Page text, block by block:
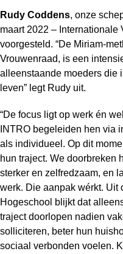
Rudy Coddens, onze
maart 2022 – Internationale
voorgesteld. “De Miriam-
Vrouwenraad, is een
alleenstaande moeders die
leven” legt Rudy uit.
“De focus ligt op werk én
INTRO begeleiden hen via
als individueel. Op dit
hun traject. We doorbreken
sterker en zelfredzaam, en
werk. Die aanpak wérkt. Uit
Hogeschool blijkt dat
traject doorlopen nadien
solliciteren, beter hun
sociaal verbonden voelen.